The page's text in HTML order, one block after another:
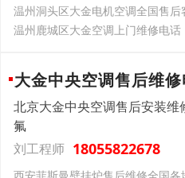
温州鹿城区大金空调上门维修电
大金中央空调售后维
北京大金中央空调售后安装
氟
刘工程师 18055822678